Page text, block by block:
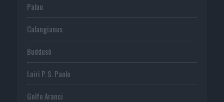
Palau
Calangianus
Buddusò
Loiri P. S. Paolo
Golfo Aranci